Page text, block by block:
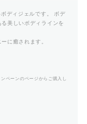
ディジェルです。 ボデ
美しいボディラインを
に癒されます。
ペーンのページからご購入し